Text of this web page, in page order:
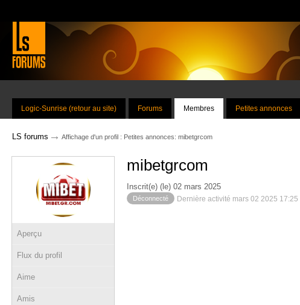
Logic-Sunrise (retour au site) Forums Membres Petites annonces
LS forums → Affichage d'un profil : Petites annonces: mibetgrcom
Aperçu
Flux du profil
Aime
Amis
mibetgrcom
Inscrit(e) (le) 02 mars 2025
Déconnecté Dernière activité mars 02 2025 17:25